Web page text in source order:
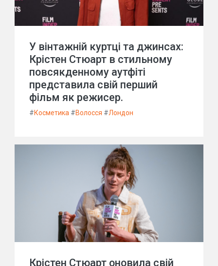
У вінтажній куртці та джинсах:
Крістен Стюарт в стильному
повсякденному аутфіті
представила свій перший
фільм як режисер.
#Косметика #Волосся #Лондон
Крістен Стюарт оновила свій